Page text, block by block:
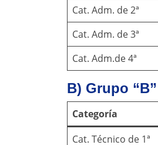
Cat. Adm. de 2ª
Cat. Adm. de 3ª
Cat. Adm.de 4ª
B) Grupo
Categoría
Cat. Técnico de 1ª